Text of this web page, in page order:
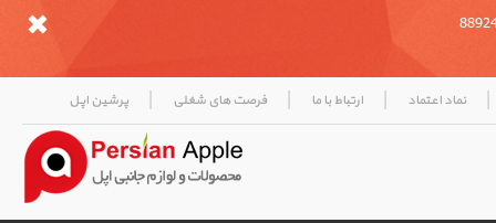
| نماد اعتماد | ارتباط با ما | فرصت های شغلی | پرشین اپل